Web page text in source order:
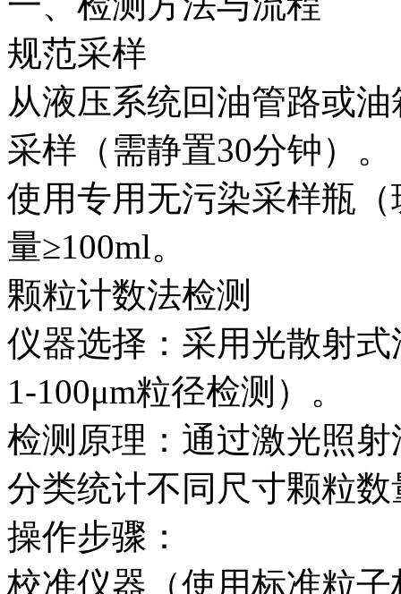
规范采样‌
从液压系统回油管路或
采样（需静置30分钟）。
使用专用无污染采样瓶
量≥100ml。
颗粒计数法检测‌
仪器选择‌：采用光散射
1-100μm粒径检测）。
检测原理‌：通过激光照
分类统计不同尺寸颗粒数
操作步骤‌：
校准仪器（使用标准粒